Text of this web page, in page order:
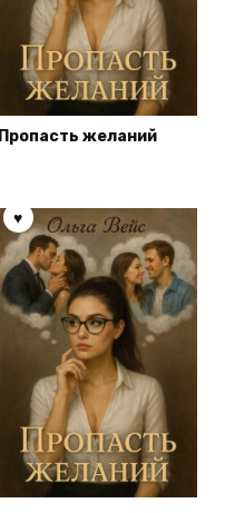
Пропасть желаний